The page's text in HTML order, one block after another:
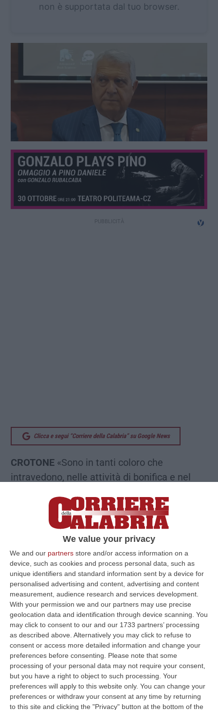
We value your privacy
We and our partners store and/or access information on a
device, such as cookies and process personal data, such as
unique identifiers and standard information sent by a device for
personalised advertising and content, advertising and content
measurement, audience research and services development.
With your permission we and our partners may use precise
geolocation data and identification through device scanning. You
may click to consent to our and our 1733 partners’ processing
as described above. Alternatively you may click to refuse to
consent or access more detailed information and change your
preferences before consenting. Please note that some
processing of your personal data may not require your consent,
but you have a right to object to such processing. Your
preferences will apply to this website only. You can change your
preferences or withdraw your consent at any time by returning
to this site and clicking the "Privacy" button at the bottom of the
non è supportata dal tuo browser.
Clicca e segui “Corriere della Calabria” su Google News
CROTONE «Sono in tanti coloro che
intravedono, nelle attività di bonifica e nel
sedimenti marini, portuali, delle acque di
falda e dei suoli contaminati, miniere di
opportunità di studio e ricerca scientifica
applicata alla riutilizzazione dei metalli
pregiati. Che le terre della Calabria siano
notoriamente ricche di metalli pregiati, con la
possibile presenza di terre rare, non è una
invenzione. Non si dimentichino le miniere
argentifere sfruttate da austriaci e tedeschi
già a partire dalla fine del 700 per i loro
contenuti pregiati e presenti in numerosi siti
delle cinque province della Calabria. Lo
scrive il generale Emilio Errigo, commissario
per la bonifica del Sin di Crotone». Secondo